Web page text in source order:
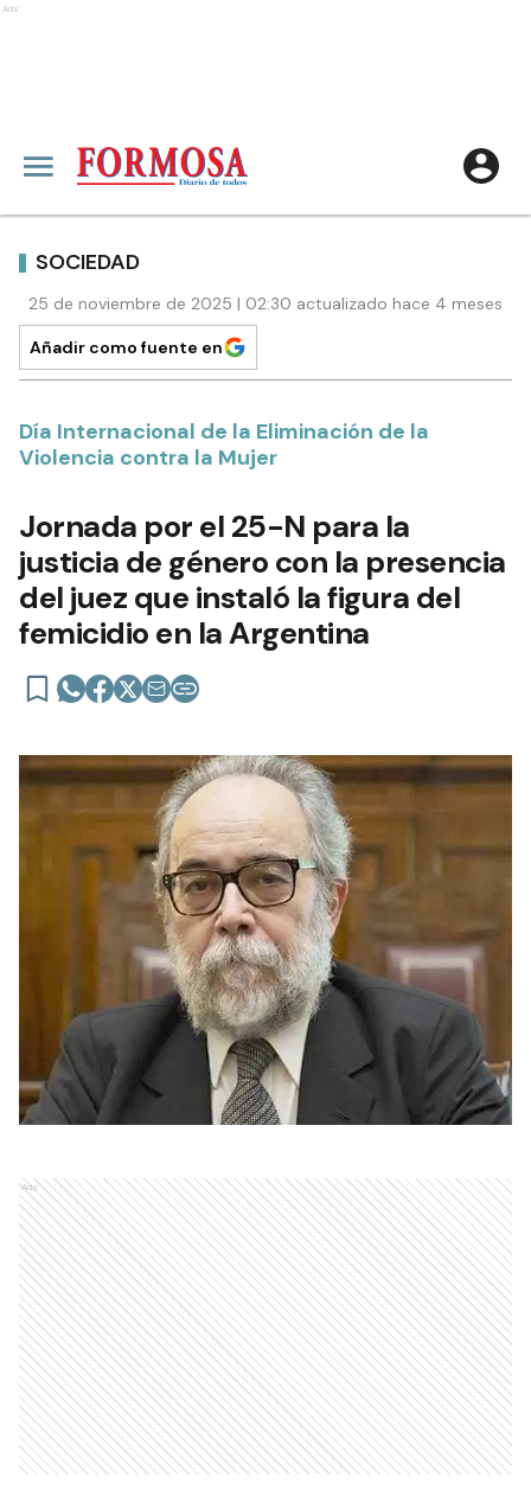
Ads
SOCIEDAD
25 de noviembre de 2025 | 02:30 actualizado hace 4 meses
Añadir como fuente en
Día Internacional de la Eliminación de la
Violencia contra la Mujer
Jornada por el 25-N para la
justicia de género con la presencia
del juez que instaló la figura del
femicidio en la Argentina
Ads